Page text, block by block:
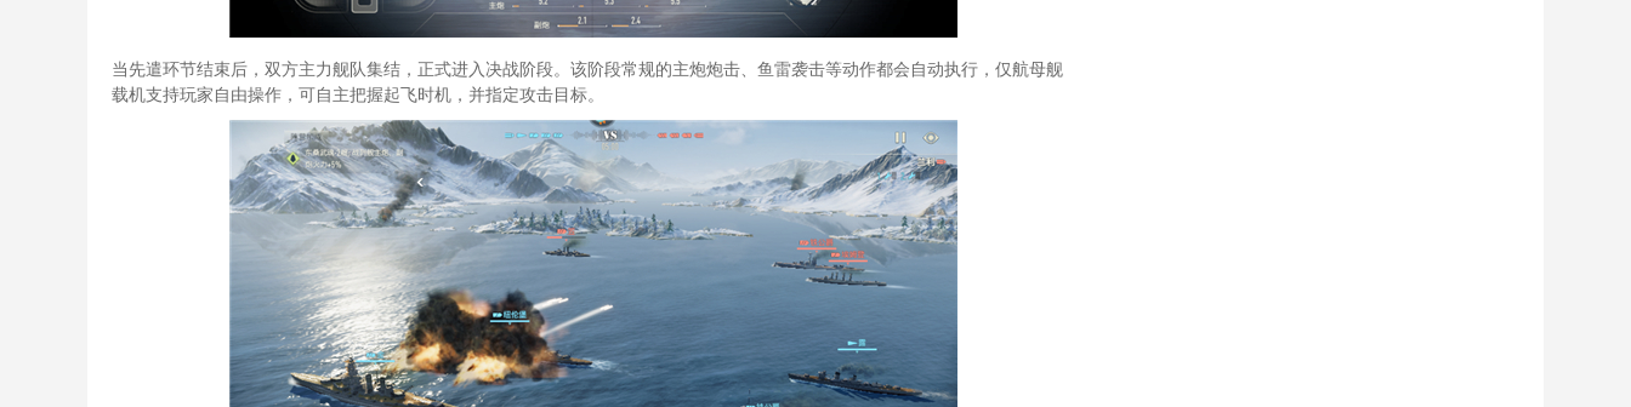
当先遣环节结束后，双方主力舰队集结，正式进入决战阶段。该阶段常规的主炮炮击、鱼雷袭击等动作都会自动执行，仅航母舰
载机支持玩家自由操作，可自主把握起飞时机，并指定攻击目标。